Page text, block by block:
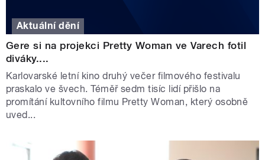
Aktuální dění
Gere si na projekci Pretty Woman ve Varech fotil
diváky....
Karlovarské letní kino druhý večer filmového festivalu
praskalo ve švech. Téměř sedm tisíc lidí přišlo na
promítání kultovního filmu Pretty Woman, který osobně
uved...